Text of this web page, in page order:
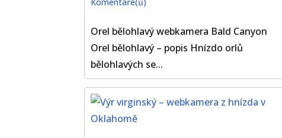
Orel bělohlavý webkamera Bald Canyon
Orel bělohlavý – popis Hnízdo orlů
bělohlavých se...